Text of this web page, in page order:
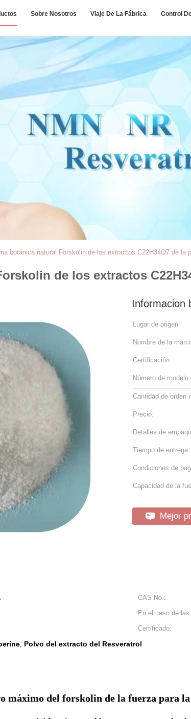
Sobre Nosotros Viaje De La Fábrica Control
botánica natural Forskolin de los extractos C22H34O7 de la
de los extractos
Informacion
Lugar de origen:
Nombre de la
Certificación:
Número de modelo:
Cantidad de orden
Precio:
Detalles de
Tiempo de entrega:
Condiciones de
Capacidad de la
Mejor
CAS No.:
En el caso de
Certificado:
, Polvo del extracto del Resveratrol
máximo del forskolin de la fuerza para la